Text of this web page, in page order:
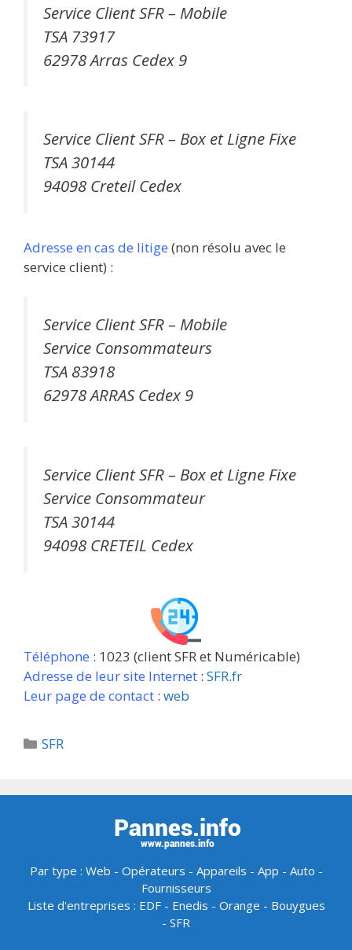
Service Client SFR – Mobile
TSA 73917
62978 Arras Cedex 9
Service Client SFR – Box et Ligne Fixe
TSA 30144
94098 Creteil Cedex
Adresse en cas de litige (non résolu avec le
service client) :
Service Client SFR – Mobile
Service Consommateurs
TSA 83918
62978 ARRAS Cedex 9
Service Client SFR – Box et Ligne Fixe
Service Consommateur
TSA 30144
94098 CRETEIL Cedex
Téléphone : 1023 (client SFR et Numéricable)
Adresse de leur site Internet : SFR.fr
Leur page de contact : web
Catégories
SFR
Par type : Web - Opérateurs - Appareils - App - Auto -
Fournisseurs
Liste d'entreprises : EDF- Enedis - Orange - Bouygues
- SFR